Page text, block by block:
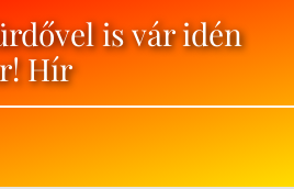
is vár idén
Hír